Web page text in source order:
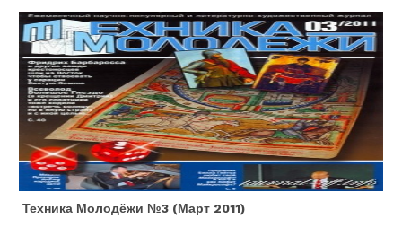
Техника Молодёжи №3 (март 2011)